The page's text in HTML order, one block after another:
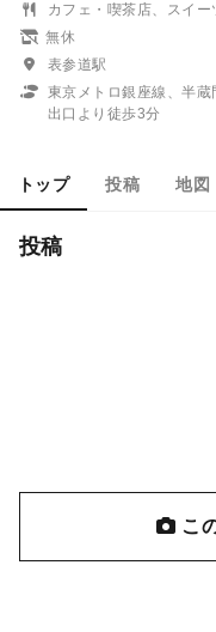
カフェ・喫茶店、スイー
無休
表参道駅
東京メトロ銀座線、半
出口より徒歩3分
トップ 投稿 地図
投稿
こ